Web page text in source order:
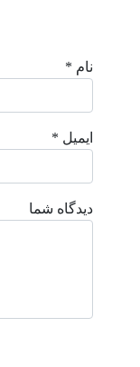
نام *
ایمیل *
دیدگاه شما